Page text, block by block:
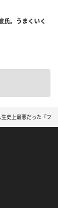
氏。うまくいく
史上最悪だった「フラ